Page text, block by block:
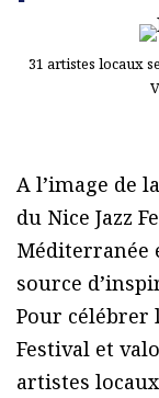
31 artistes locaux
A l’image de
du Nice Jazz
Méditerranée
source
Pour célébrer
Festival et
artistes